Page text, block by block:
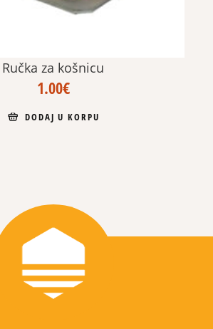
Ručka za košnicu
1.00€
DODAJ U KORPU